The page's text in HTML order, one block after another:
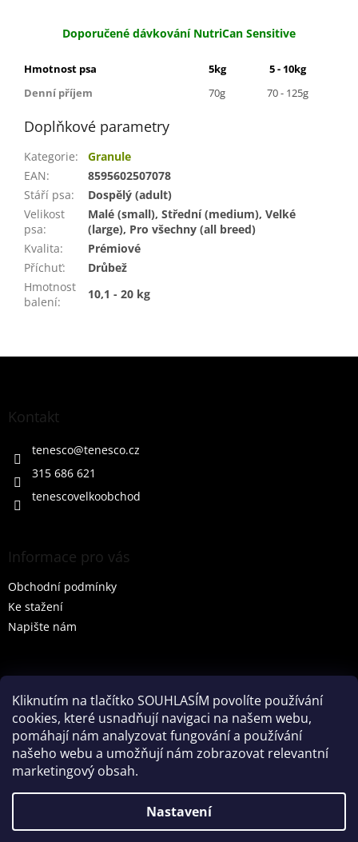
Kliknutím na tlačítko SOUHLASÍM povolíte používání
cookies, které usnadňují navigaci na našem webu,
pomáhají nám analyzovat fungování a používání
našeho webu a umožňují nám zobrazovat relevantní
marketingový obsah.
Nastavení
Doporučené dávkování NutriCan Sensitive
Hmotnost psa 5kg 5 - 10kg
Denní příjem
70g 70 - 125g
Doplňkové parametry
Kategorie:
Granule
EAN:
8595602507078
Stáří psa:
Dospělý (adult)
Velikost
psa:
Malé (small), Střední (medium), Velké
(large), Pro všechny (all breed)
Kvalita:
Prémiové
Příchuť:
Drůbež
Hmotnost
balení:
10,1 - 20 kg
Z
Kontakt
tenesco@tenesco.cz
315 686 621
tenescovelkoobchod
Informace pro vás
Obchodní podmínky
Ke stažení
Napište nám
HLEDAT
Partner: Mega Creative